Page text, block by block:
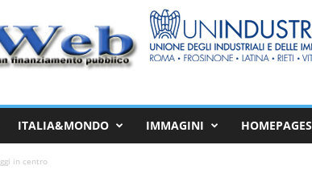
ITALIA&MONDO IMMAGINI HOMEPAGES
in centro